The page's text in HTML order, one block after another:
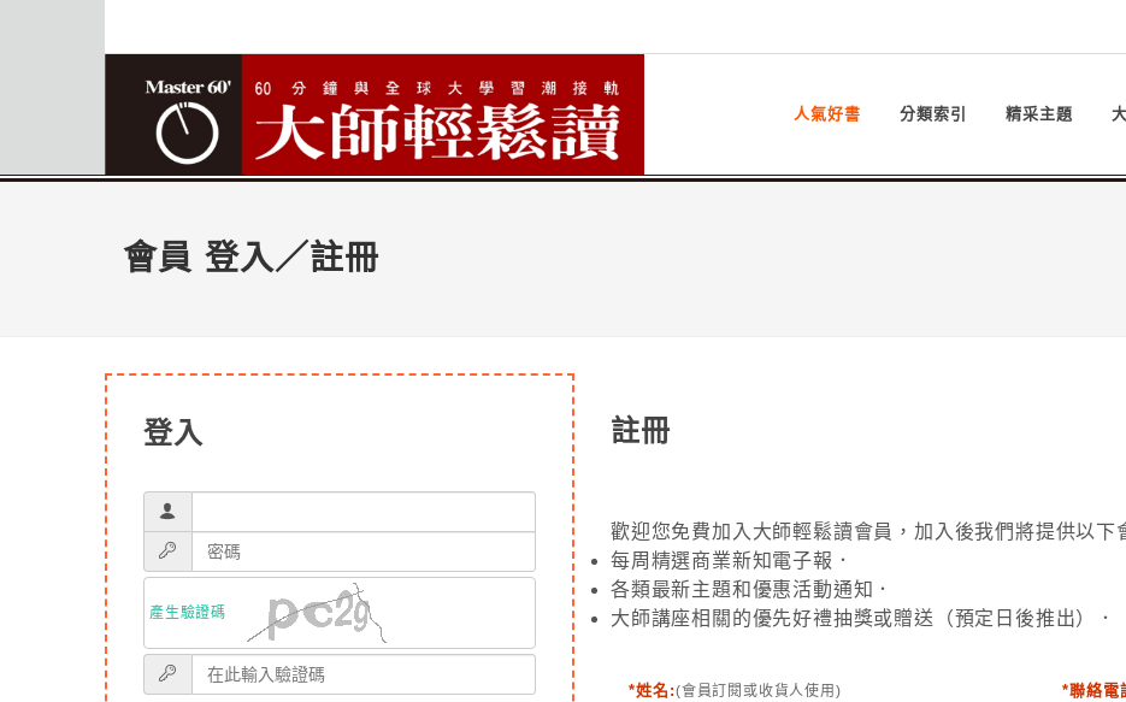
人氣好書 分類索引 精采主題
會員 登入／註冊
登入
產生驗證碼
註冊
歡迎您免費加入大師輕鬆讀會員，加入後我們將提供以下
每周精選商業新知電子報．
各類最新主題和優惠活動通知．
大師講座相關的優先好禮抽獎或贈送（預定日後推出）．
*姓名:(會員訂閱或收貨人使用) *聯絡電